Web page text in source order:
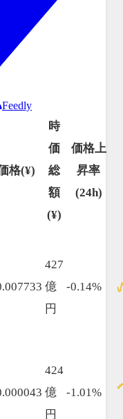
Feedly
格(¥)
時
価
総
額
(¥)
価格上
昇率
(24h)
427
億
円
-0.14%
424
億
円
-1.01%